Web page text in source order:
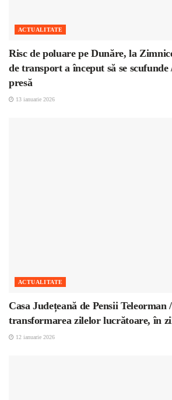
ACTUALITATE
Risc de poluare pe Dunăre, la
de transport a început să se
presă
13 ianuarie 2026
ACTUALITATE
Casa Județeană de Pensii
transformarea zilelor lucrătoare, în
12 ianuarie 2026